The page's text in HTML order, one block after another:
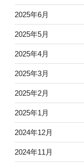
2025年6月
2025年5月
2025年4月
2025年3月
2025年2月
2025年1月
2024年12月
2024年11月